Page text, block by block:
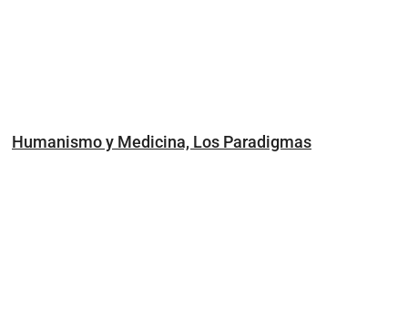
Humanismo y Medicina, Los Paradigmas